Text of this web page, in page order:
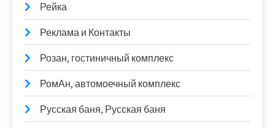
Рейка
Реклама и Контакты
Розан, гостиничный комплекс
РомАн, автомоечный комплекс
Русская баня, Русская баня